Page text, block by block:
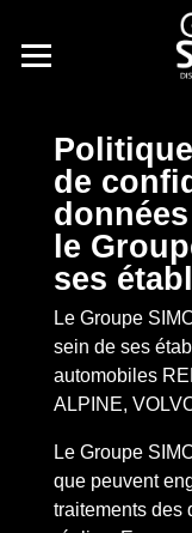
de
le
ses
Le Groupe
sein de ses
automobiles
ALPINE,
Le Groupe
que peuvent
traitements des